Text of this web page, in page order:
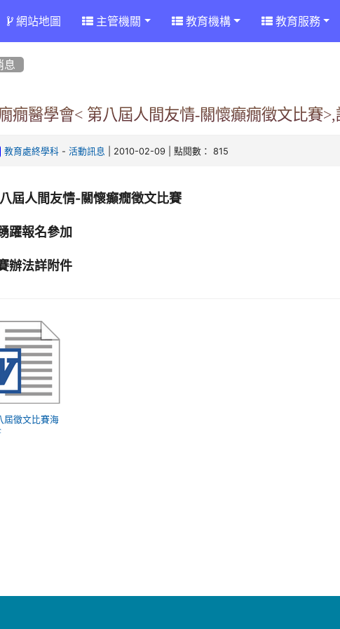
網站地圖 主管機關 教育機構 教育服務
息
癇醫學會< 第八屆人間友情-關懷癲癇徵文比賽
教育處終學科 - 活動訊息 | 2010-02-09 | 點閱數： 815
屆人間友情-關懷癲癇徵文比賽
躍報名參加
辦法詳附件
屆徵文比賽海